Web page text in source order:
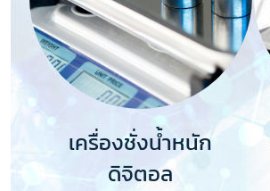
เครื่องชั่งน้ำหนัก
ดิจิตอล